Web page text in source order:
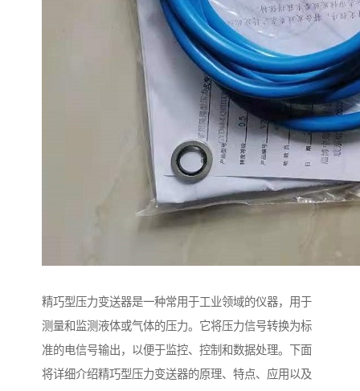
精巧型压力变送器是一种常用于工业领域的仪器，用于
测量和监测液体或气体的压力。它将压力信号转换为标
准的电信号输出，以便于监控、控制和数据处理。下面
将详细介绍精巧型压力变送器的原理、特点、应用以及